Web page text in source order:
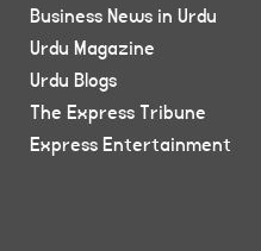
Business News in Urdu
Urdu Magazine
Urdu Blogs
The Express Tribune
Express Entertainment